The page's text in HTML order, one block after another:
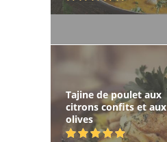
Tajine de poulet aux
citrons confits et aux
olives